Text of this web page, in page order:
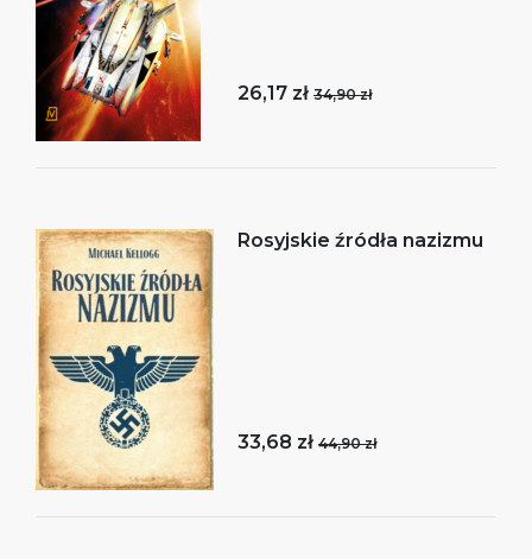
26,17 zł 34,90 zł
Rosyjskie źródła nazizmu
33,68 zł 44,90 zł